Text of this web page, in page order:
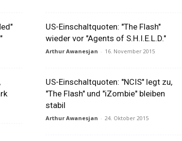
US-Einschaltquoten: "The Flash"
wieder vor "Agents of S.H.I.E.L.D."
Arthur Awanesjan - 16. November 2015
US-Einschaltquoten: "NCIS" legt zu,
"The Flash" und "iZombie" bleiben
stabil
Arthur Awanesjan - 24. Oktober 2015